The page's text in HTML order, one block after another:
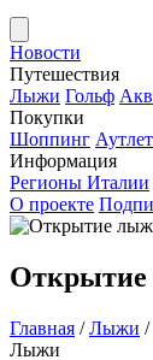
Новости
Путешествия
Лыжи Гольф
Покупки
Шоппинг
Информация
Регионы Италии
О проекте
Открытие
Главная / Лыжи /
Лыжи